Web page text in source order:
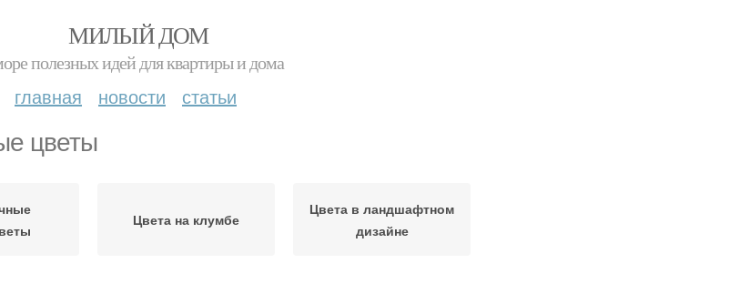
МИЛЫЙ ДОМ
полезных идей для квартиры и дома
главная новости статьи
цветы
Цвета на клумбе
Цвета в ландшафтном
дизайне